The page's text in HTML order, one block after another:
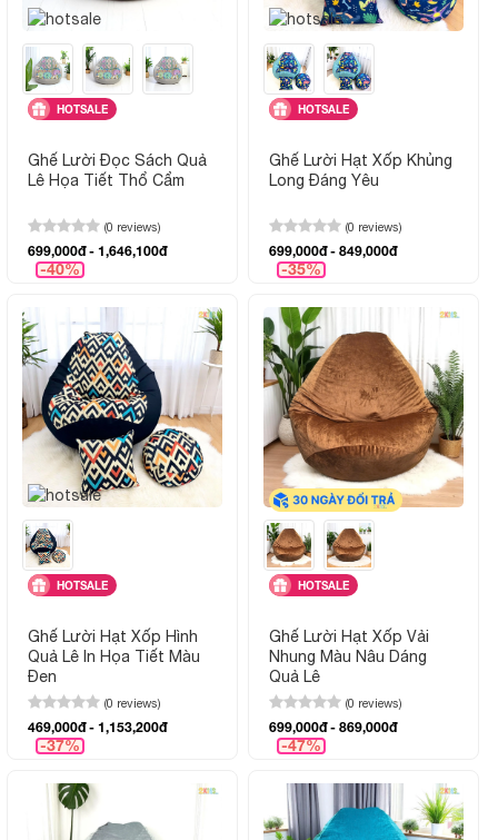
HOTSALE
Ghế Lười Đọc Sách Quả
Lê Họa Tiết Thổ Cẩm
(0 reviews)
699,000đ - 1,646,100đ
-40%
HOTSALE
Ghế Lười Hạt Xốp Khủng
Long Đáng Yêu
(0 reviews)
699,000đ - 849,000đ
-35%
HOTSALE
Ghế Lười Hạt Xốp Hình
Quả Lê In Họa Tiết Màu
Đen
(0 reviews)
469,000đ - 1,153,200đ
-37%
HOTSALE
Ghế Lười Hạt Xốp Vải
Nhung Màu Nâu Dáng
Quả Lê
(0 reviews)
699,000đ - 869,000đ
-47%